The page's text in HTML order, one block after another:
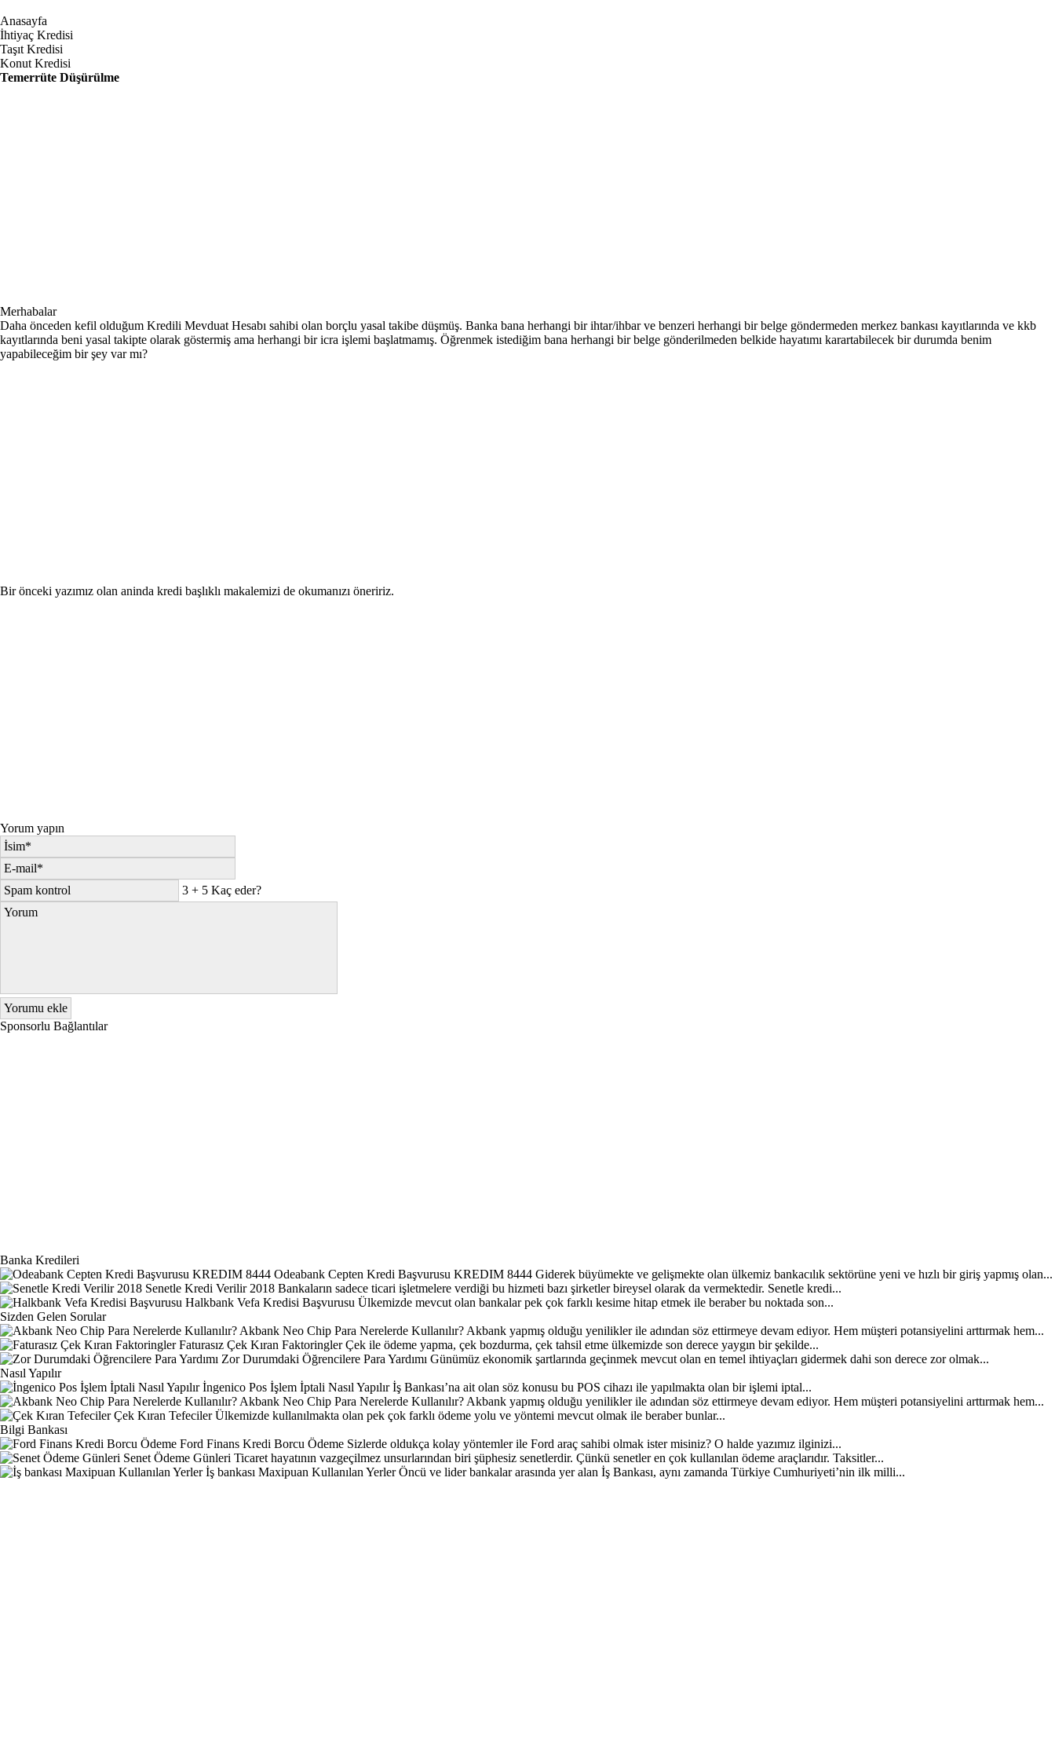
Anasayfa
İhtiyaç Kredisi
Taşıt Kredisi
Konut Kredisi
Temerrüte Düşürülme
Merhabalar
Daha önceden kefil olduğum Kredili Mevduat Hesabı sahibi olan borçlu yasal takibe düşmüş. Banka bana herhangi bir ihtar/ihbar ve benzeri herhangi bir belge göndermeden merkez bankası kayıtlarında ve kkb
kayıtlarında beni yasal takipte olarak göstermiş ama herhangi bir icra işlemi başlatmamış. Öğrenmek istediğim bana herhangi bir belge gönderilmeden belkide hayatımı karartabilecek bir durumda benim
yapabileceğim bir şey var mı?
Bir önceki yazımız olan aninda kredi başlıklı makalemizi de okumanızı öneririz.
Yorum yapın
3 + 5 Kaç eder?
Sponsorlu Bağlantılar
Banka Kredileri
Odeabank Cepten Kredi Başvurusu KREDIM 8444 Giderek büyümekte ve gelişmekte olan ülkemiz bankacılık sektörüne yeni ve hızlı bir giriş yapmış olan...
Senetle Kredi Verilir 2018 Bankaların sadece ticari işletmelere verdiği bu hizmeti bazı şirketler bireysel olarak da vermektedir. Senetle kredi...
Halkbank Vefa Kredisi Başvurusu Ülkemizde mevcut olan bankalar pek çok farklı kesime hitap etmek ile beraber bu noktada son...
Sizden Gelen Sorular
Akbank Neo Chip Para Nerelerde Kullanılır? Akbank yapmış olduğu yenilikler ile adından söz ettirmeye devam ediyor. Hem müşteri potansiyelini arttırmak hem...
Faturasız Çek Kıran Faktoringler Çek ile ödeme yapma, çek bozdurma, çek tahsil etme ülkemizde son derece yaygın bir şekilde...
Zor Durumdaki Öğrencilere Para Yardımı Günümüz ekonomik şartlarında geçinmek mevcut olan en temel ihtiyaçları gidermek dahi son derece zor olmak...
Nasıl Yapılır
İngenico Pos İşlem İptali Nasıl Yapılır İş Bankası’na ait olan söz konusu bu POS cihazı ile yapılmakta olan bir işlemi iptal...
Akbank Neo Chip Para Nerelerde Kullanılır? Akbank yapmış olduğu yenilikler ile adından söz ettirmeye devam ediyor. Hem müşteri potansiyelini arttırmak hem...
Çek Kıran Tefeciler Ülkemizde kullanılmakta olan pek çok farklı ödeme yolu ve yöntemi mevcut olmak ile beraber bunlar...
Bilgi Bankası
Ford Finans Kredi Borcu Ödeme Sizlerde oldukça kolay yöntemler ile Ford araç sahibi olmak ister misiniz? O halde yazımız ilginizi...
Senet Ödeme Günleri Ticaret hayatının vazgeçilmez unsurlarından biri şüphesiz senetlerdir. Çünkü senetler en çok kullanılan ödeme araçlarıdır. Taksitler...
İş bankası Maxipuan Kullanılan Yerler Öncü ve lider bankalar arasında yer alan İş Bankası, aynı zamanda Türkiye Cumhuriyeti’nin ilk milli...